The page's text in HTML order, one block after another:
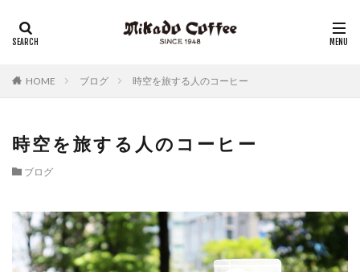
HOME ブログ 時空を旅する人のコーヒー
時空を旅する人のコーヒー
ブログ
リキッドコーヒー アイスコーヒー
チーズケーキ